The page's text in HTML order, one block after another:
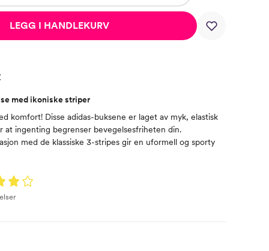
LEGG I HANDLEKURV
med ikoniske striper
komfort! Disse adidas-buksene er laget av myk, elastisk
at ingenting begrenser bevegelsesfriheten din.
med de klassiske 3-stripes gir en uformell og sporty